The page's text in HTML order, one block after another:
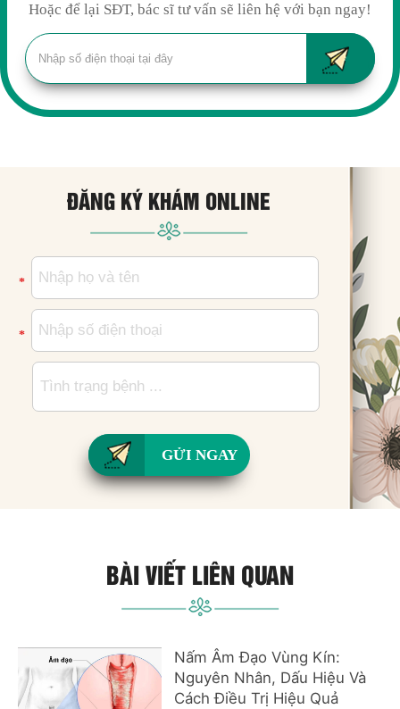
Hoặc để lại SĐT, bác sĩ tư vấn sẽ liên hệ với bạn ngay!
ĐĂNG KÝ KHÁM ONLINE
*
*
GỬI NGAY
BÀI VIẾT LIÊN QUAN
Nấm Âm Đạo Vùng Kín:
Nguyên Nhân, Dấu Hiệu Và
Cách Điều Trị Hiệu Quả